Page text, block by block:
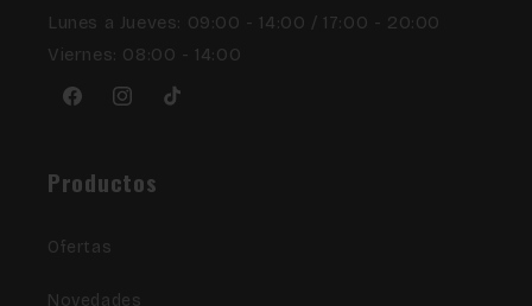
Lunes a Jueves: 09:00 - 14:00 / 17:00 - 20:00
Viernes: 08:00 - 14:00
FacebookInstagram
TikTok
Productos
Ofertas
Novedades